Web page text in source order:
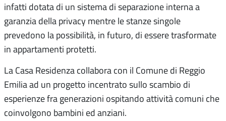
infatti dotata di un sistema di separazione interna a
garanzia della privacy mentre le stanze singole
prevedono la possibilità, in futuro, di essere trasformate
in appartamenti protetti.
La Casa Residenza collabora con il Comune di Reggio
Emilia ad un progetto incentrato sullo scambio di
esperienze fra generazioni ospitando attività comuni che
coinvolgono bambini ed anziani.